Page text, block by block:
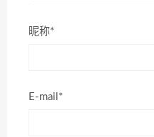
昵称*
E-mail*